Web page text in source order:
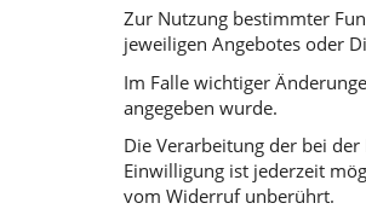
Zur Nutzung bestimmter
jeweiligen Angebotes oder
Im Falle wichtiger
angegeben wurde.
Die Verarbeitung der bei
Einwilligung ist jederzeit
vom Widerruf unberührt.